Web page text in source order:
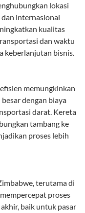
lokasi
internasional
kualitas
dan waktu
keberlanjutan bisnis.
memungkinkan
dengan biaya
darat. Kereta
tambang ke
proses lebih
terutama di
proses
baik untuk pasar